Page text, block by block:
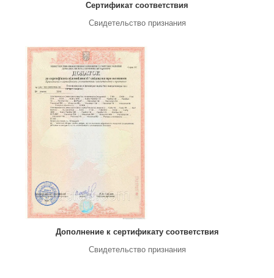
Сертификат соответствия
Свидетельство признания
Дополнение к сертификату соответствия
Свидетельство признания